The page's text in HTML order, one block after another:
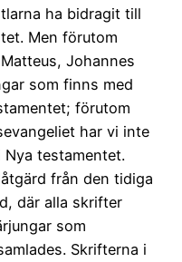
ha bidragit till
Men förutom
Johannes
som finns med
förutom
har vi inte
testamentet.
från den tidiga
där alla skrifter
som
Skrifterna i